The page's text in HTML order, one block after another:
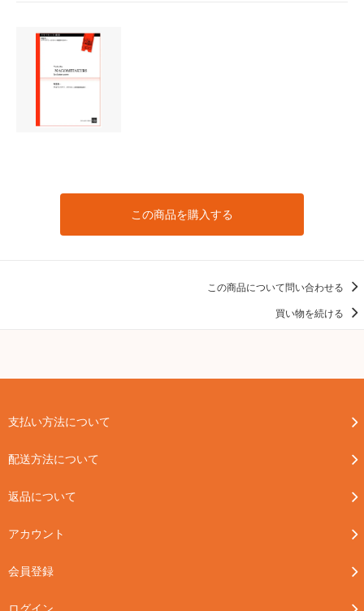
この商品を購入する
この商品について問い合わせる
買い物を続ける
支払い方法について
配送方法について
返品について
アカウント
会員登録
ログイン